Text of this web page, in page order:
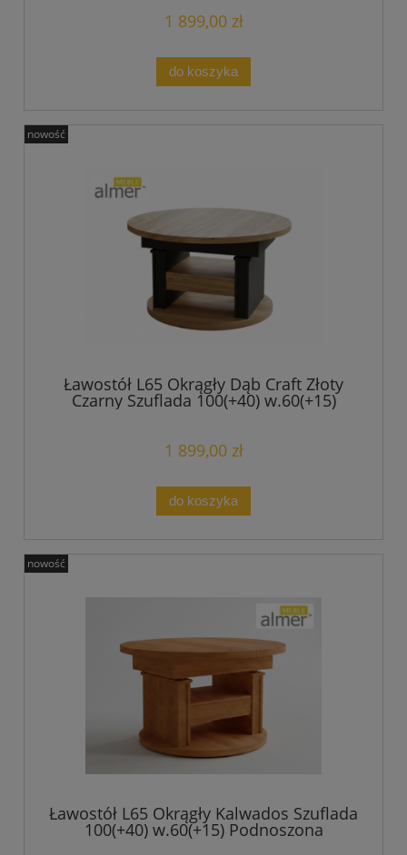
1 899,00 zł
do koszyka
Ławostół L65 Okrągły Dąb Craft Złoty
Czarny Szuflada 100(+40) w.60(+15)
Podnoszona Rozkładana Ława Stolik
1 899,00 zł
do koszyka
nowość
Ławostół L65 Okrągły Kalwados Szuflada
100(+40) w.60(+15) Podnoszona
Rozkładana Ława Stolik
nowość